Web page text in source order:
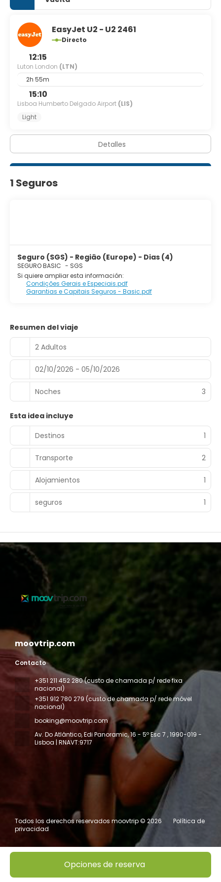
Opciones de reserva
24 horas y consigna de equipaje a tu disposición. Hay un
aparcamiento sin asistencia (de pago) disponible.
EasyJet U2 - U2 2461
Directo
12:15
Luton London (LTN)
2h 55m
15:10
Lisboa Humberto Delgado Airport (LIS)
Light
Detalles
1 Seguros
Seguro (SGS) - Região (Europe) - Dias (4)
SEGURO BASIC - SGS
Si quiere ampliar esta información:
Condições Gerais e Especiais.pdf
Garantias e Capitais Seguros - Basic.pdf
Resumen del viaje
2 Adultos
02/10/2026 - 05/10/2026
Noches 3
Esta idea incluye
Destinos
1
Transporte 2
Alojamientos 1
seguros 1
moovtrip.com
Contacto
+351 211 452 280 (custo de chamada p/ rede fixa
nacional)
+351 912 780 279 (custo de chamada p/ rede móvel
nacional)
booking@moovtrip.com
Av. Do Atlântico, Edi Panoramic, 16 - 5º Esc 7 , 1990-019 -
Lisboa | RNAVT:9717
Todos los derechos reservados moovtrip © 2026
Política de
privacidad